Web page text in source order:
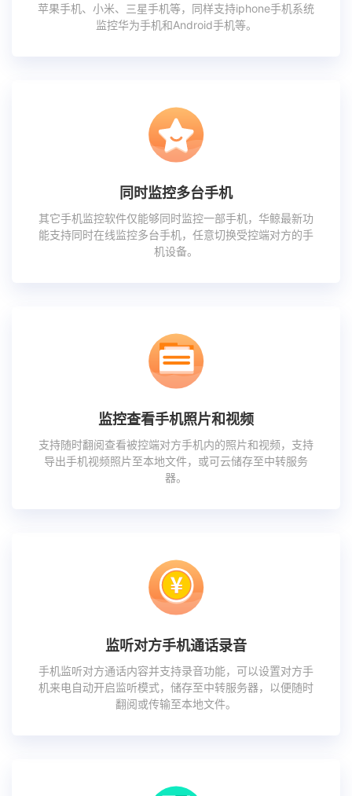
苹果手机、小米、三星手机等，同样支持iphone手机系统
监控华为手机和Android手机等。
同时监控多台手机
其它手机监控软件仅能够同时监控一部手机，华鲸最新功
能支持同时在线监控多台手机，任意切换受控端对方的手
机设备。
监控查看手机照片和视频
支持随时翻阅查看被控端对方手机内的照片和视频，支持
导出手机视频照片至本地文件，或可云储存至中转服务
器。
监听对方手机通话录音
手机监听对方通话内容并支持录音功能，可以设置对方手
机来电自动开启监听模式，储存至中转服务器，以便随时
翻阅或传输至本地文件。